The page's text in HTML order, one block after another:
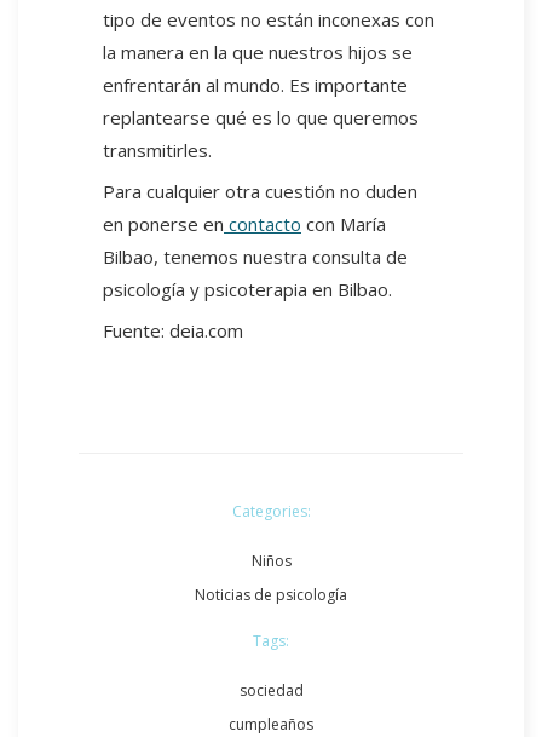
tipo de eventos no están inconexas con
la manera en la que nuestros hijos se
enfrentarán al mundo. Es importante
replantearse qué es lo que queremos
transmitirles.
Para cualquier otra cuestión no duden
en ponerse en contacto con María
Bilbao, tenemos nuestra consulta de
psicología y psicoterapia en Bilbao.
Fuente: deia.com
Categories:
Niños
Noticias de psicología
Tags:
sociedad
cumpleaños